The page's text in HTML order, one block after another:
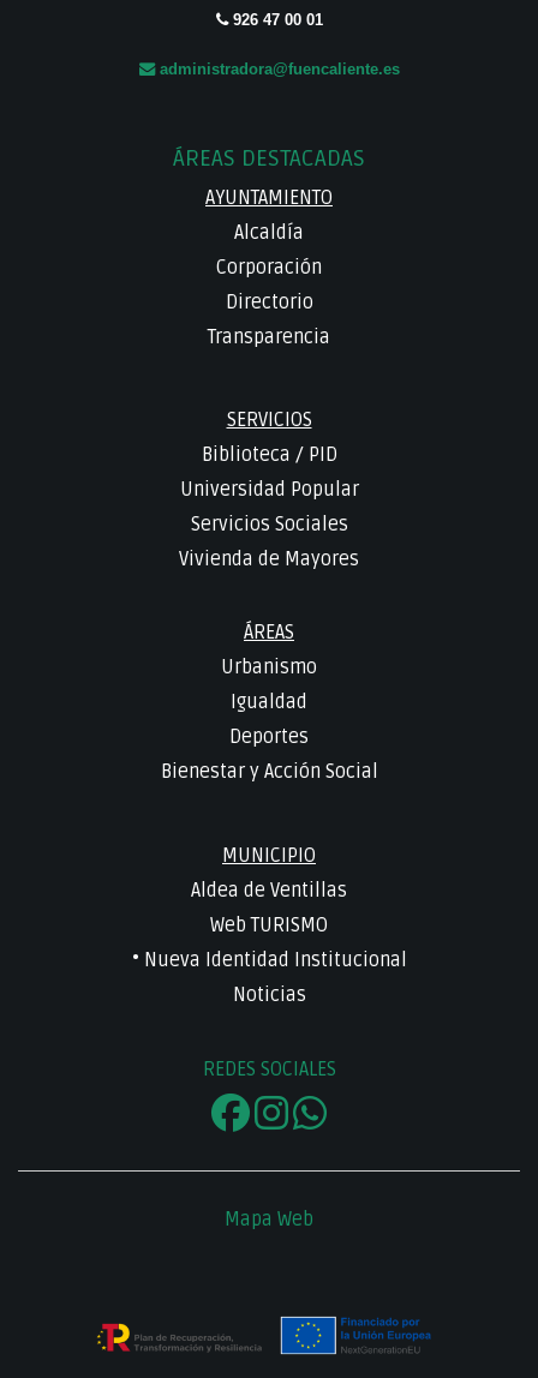
926 47 00 01
administradora@fuencaliente.es
ÁREAS DESTACADAS
AYUNTAMIENTO
Alcaldía
Corporación
Directorio
Transparencia
SERVICIOS
Biblioteca / PID
Universidad Popular
Servicios Sociales
Vivienda de Mayores
ÁREAS
Urbanismo
Igualdad
Deportes
Bienestar y Acción Social
MUNICIPIO
Aldea de Ventillas
Web TURISMO
• Nueva Identidad Institucional
Noticias
REDES SOCIALES
Mapa Web